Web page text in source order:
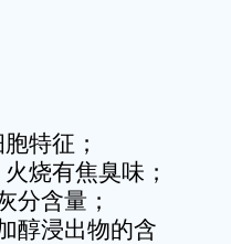
特征；
烧有焦臭味；
分含量；
醇浸出物的含